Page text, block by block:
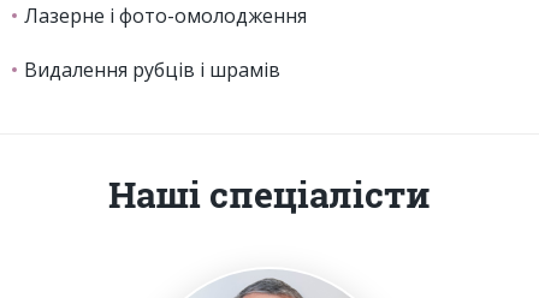
Лазерне і фото-омолодження
Видалення рубців і шрамів
Наші спеціалісти